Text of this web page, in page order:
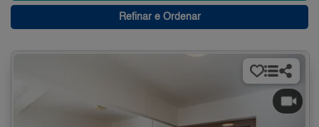
Refinar e Ordenar